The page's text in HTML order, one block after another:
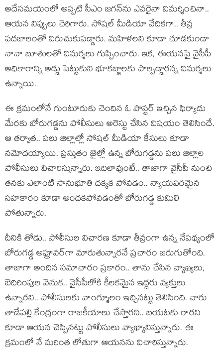
అదేస‌మ‌యంలో అప్ప‌టి సీఎం జ‌గ‌న్‌ను ఎవ‌రైనా విమ‌ర్శించినా..
ఆయ‌న నిప్పులు చెరిగారు. సోష‌ల్ మీడియా వేదిక‌గా.. తీవ్ర
ప‌ద‌జాలంతో విరుచుకుప‌డ్డారు. మ‌హిళ‌ల‌ని కూడా చూడ‌కుండా
నానా బూతుల‌తో విమ‌ర్శ‌లు గుప్పించారు. ఇక‌, ఈయ‌న‌పై వైసీపీ
అధికారాన్ని అడ్డు పెట్టుకుని భూక‌బ్జాల‌కు పాల్ప‌డ్డార‌న్న విమ‌ర్శ‌లు
ఉన్నాయి.
ఈ క్ర‌మంలోనే గుంటూరుకు చెందిన ఓ పాస్ట‌ర్ ఇచ్చిన ఫిర్యాదు
మేర‌కు బోరుగ‌డ్డ‌ను పోలీసులు అరెస్టు చేసిన విష‌యం తెలిసిందే.
ఆ త‌ర్వాత‌.. ప‌లు జిల్లాల్లో సోష‌ల్ మీడియా కేసులు కూడా
న‌మోద‌య్యాయి. ప్ర‌స్తుతం జైల్లో ఉన్న బోరుగడ్డ‌ను ప‌లు జిల్లాల
పోలీసులు విచారిస్తున్నారు. ఇదిలావుంటే.. తాజాగా వైసీపీ నుంచి
త‌న‌కు ఎలాంటి సానుభూతి ద‌క్క‌క పోవ‌డం.. న్యాయ‌ప‌ర‌మైన
స‌హ‌కారం కూడా అంద‌క‌పోవ‌డంతో బోరుగ‌డ్డ కుమిలి
పోతున్నారు.
దీనికి తోడు.. పోలీసుల విచార‌ణ కూడా తీవ్రంగా ఉన్న నేప‌థ్యంలో
బోరుగ‌డ్డ అప్రూవ‌ర్‌గా మారుతున్నారనే ప్ర‌చారం జ‌రుగుతోంది.
తాజాగా అందిన స‌మాచారం ప్ర‌కారం.. తాను చేసిన వ్యాఖ్య‌లు,
బెదిరింపుల వెనుక‌.. వైసీపీలోకి కీల‌క‌మైన ఇద్ద‌రు వ్య‌క్తులు
ఉన్నార‌ని.. పోలీసుల‌కు వాంగ్మూలం ఇచ్చిన‌ట్టు తెలిసింది. వారు
తాడేప‌ల్లి కేంద్రంగా రాజ‌కీయాలు చేస్తార‌ని.. బ‌య‌ట‌కు రార‌ని
కూడా ఆయ‌న చెప్పిన‌ట్టు పోలీసులు వ్యాఖ్యానిస్తున్నారు. ఈ
క్ర‌మంలో నే మ‌రింత లోతుగా ఆయ‌న‌ను విచారిస్తున్నారు.